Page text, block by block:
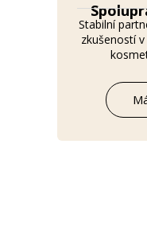
Stabilní
zkušeností